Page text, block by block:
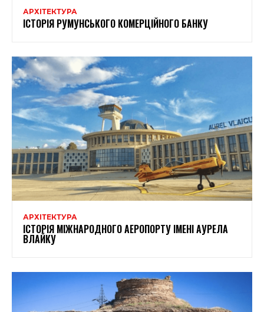
АРХІТЕКТУРА
ІСТОРІЯ РУМУНСЬКОГО КОМЕРЦІЙНОГО БАНКУ
АРХІТЕКТУРА
ІСТОРІЯ МІЖНАРОДНОГО АЕРОПОРТУ ІМЕНІ АУРЕЛА
ВЛАЙКУ